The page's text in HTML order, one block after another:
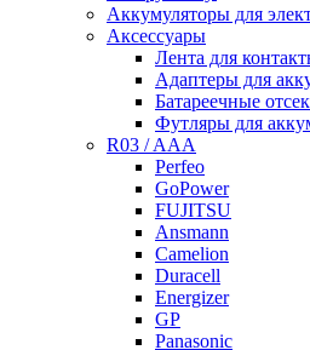
Аккумуляторы для
Аксессуары
Лента для
Адаптеры для
Батареечные
Футляры для
R03 / AAA
Perfeo
GoPower
FUJITSU
Ansmann
Camelion
Duracell
Energizer
GP
Panasonic